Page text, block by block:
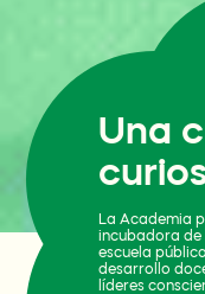
Una
La Academia
incubadora de
escuela
desarrollo
líderes